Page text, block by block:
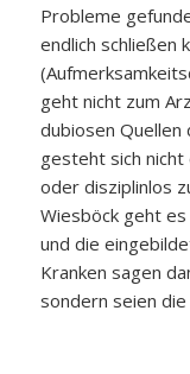
Probleme
endlich schließen
geht nicht zum
dubiosen Quellen
gesteht sich nicht
oder disziplinlos
Wiesböck geht
und die
Kranken sagen
sondern seien die